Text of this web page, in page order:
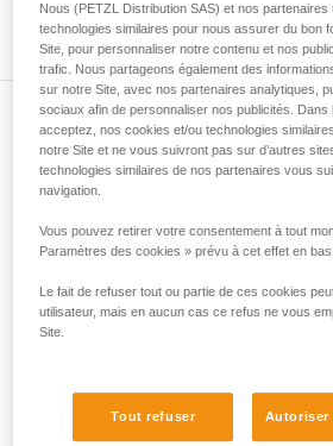
d’informations.
Maîtriser ces techniques
formation et un entraînement
avec un professionnel votre
la manipulation, seul, en
de la reproduire en autonomie.
Nous donnons des exemples
Voir tous les
Abonnez-vous à la
et restez connecté à notre actualité
Email *
Rejoignez la
Nous (PETZL Distribution SAS) et nos
technologies similaires pour nous assurer du bon
Site, pour personnaliser notre contenu et nos
trafic. Nous partageons également des
sur notre Site, avec nos partenaires analytiques,
sociaux afin de personnaliser nos publicités. Dans
acceptez, nos cookies et/ou technologies
notre Site et ne vous suivront pas sur d’autres
technologies similaires de nos partenaires vous
navigation.
Vous pouvez retirer votre consentement à tout
Paramètres des cookies » prévu à cet effet en
Le fait de refuser tout ou partie de ces cookies
utilisateur, mais en aucun cas ce refus ne vous
Site.
Tout refuser Autoriser